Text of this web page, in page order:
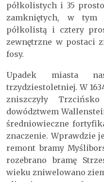
półkolistych i 35
zamkniętych, w tym
półkolistą i cztery
zewnętrzne w postaci
fosy.
Upadek miasta
trzydziestoletniej. W
zniszczyły
dowództwem
średniowieczne
znaczenie. Wprawdzie
remont bramy
rozebrano bramę
wieku zniwelowano